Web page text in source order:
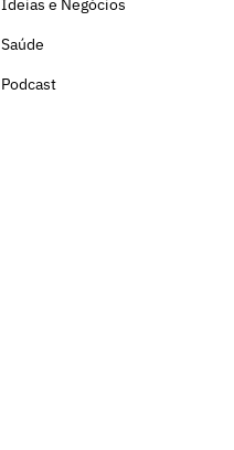
Ideias e Negócios
Saúde
Podcast